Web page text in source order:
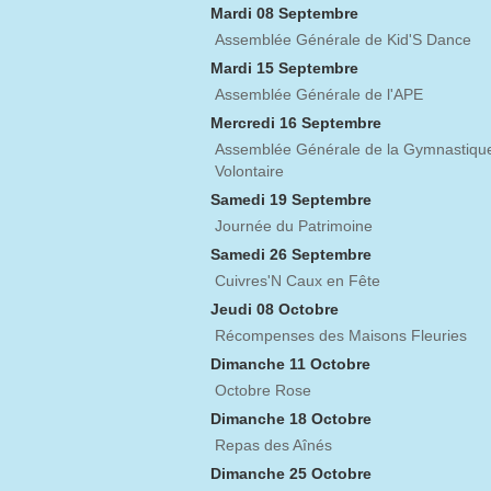
Mardi 08 Septembre
Assemblée Générale de Kid'S Dance
Mardi 15 Septembre
Assemblée Générale de l'APE
Mercredi 16 Septembre
Assemblée Générale de la
Volontaire
Samedi 19 Septembre
Journée du Patrimoine
Samedi 26 Septembre
Cuivres'N Caux en Fête
Jeudi 08 Octobre
Récompenses des Maisons Fleuries
Dimanche 11 Octobre
Octobre Rose
Dimanche 18 Octobre
Repas des Aînés
Dimanche 25 Octobre